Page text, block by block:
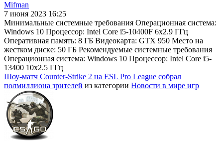
Mifman
7 июня 2023 16:25
Минимальные системные требования Операционная система:
Windows 10 Процессор: Intel Core i5-10400F 6x2.9 ГГц
Оперативная память: 8 ГБ Видеокарта: GTX 950 Место на
жестком диске: 50 ГБ Рекомендуемые системные требования
Операционная система: Windows 10 Процессор: Intel Core i5-
13400 10x2.5 ГГц
Шоу-матч Counter-Strike 2 на ESL Pro League собрал
полмиллиона зрителей из категории Новости в мире игр